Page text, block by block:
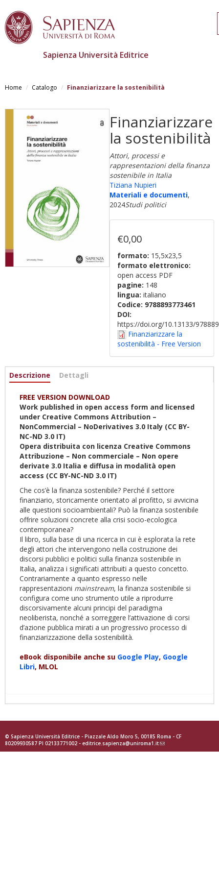
contenuto
Sapienza Università Editrice
Home Catalogo Finanziarizzare la sostenibilità
Finanziarizzare
la sostenibilità
Attori, processi e
rappresentazioni della finanza
sostenibile in Italia
Tiziana Nupieri
Materiali e documenti,
2024Studi politici
€0,00
formato: 15,5x23,5
formato elettronico:
open access PDF
pagine: 148
lingua: italiano
Codice: 9788893773461
DOI:
https://doi.org/10.13133/
Finanziarizzare la
sostenibilità - Free Version
Informazioni
Descrizione (scheda
Dettagli
FREE VERSION DOWNLOAD
Work published in open access form and licensed
under Creative Commons Attribution –
NonCommercial – NoDerivatives 3.0 Italy (CC BY-
NC-ND 3.0 IT)
Opera distribuita con licenza Creative Commons
Attribuzione – Non commerciale – Non opere
derivate 3.0 Italia e diffusa in modalità open
access (CC BY-NC-ND 3.0 IT)
Che cos’è la finanza sostenibile? Perché il settore
finanziario, storicamente orientato al profitto, si avvicina
alle questioni socioambientali? Può la finanza sostenibile
offrire soluzioni concrete alla crisi socio-ecologica
contemporanea?
Il libro, sulla base di una ricerca in cui è esplorata la rete
degli attori che intervengono nella costruzione dei
discorsi pubblici e politici sulla finanza sostenibile in
Italia, analizza i significati attribuiti a questo concetto.
Contrariamente a quanto espresso nelle
rappresentazioni mainstream, la finanza sostenibile si
configura come uno strumento utile a riprodurre
discorsivamente alcuni principi del paradigma
neoliberista, nonché a sorreggere l’attivazione di corsi
d’azione pubblica mirati a un progressivo processo di
finanziarizzazione della sostenibilità.
eBook disponibile anche su Google Play, Google
Libri, MLOL
© Sapienza Università Editrice - Piazzale Aldo Moro 5, 00185 Roma - CF
80209930587 PI 02133771002 - editrice.sapienza@uniroma1.it(link
sends